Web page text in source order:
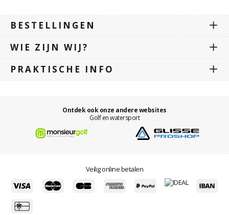
BESTELLINGEN
WIE ZIJN WIJ?
PRAKTISCHE INFO
Ontdek ook onze andere websites
Golf en watersport
Veilig online betalen